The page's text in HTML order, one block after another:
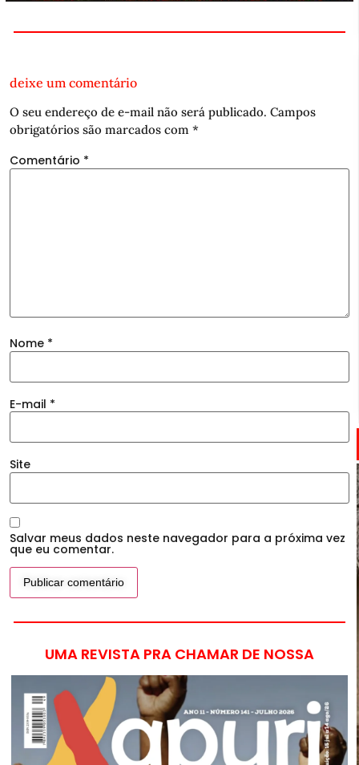
deixe um comentário
O seu endereço de e-mail não será publicado. Campos
obrigatórios são marcados com *
Comentário *
Nome *
E-mail *
Site
Salvar meus dados neste navegador para a próxima vez
que eu comentar.
UMA REVISTA PRA CHAMAR DE NOSSA